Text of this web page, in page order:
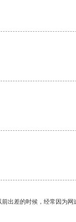
出差的时候，经常因为